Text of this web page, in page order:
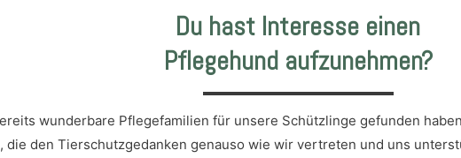
Du hast Interesse einen
Pflegehund aufzunehmen?
wunderbare Pflegefamilien für unsere Schützlinge gefunden
die den Tierschutzgedanken genauso wie wir vertreten und uns